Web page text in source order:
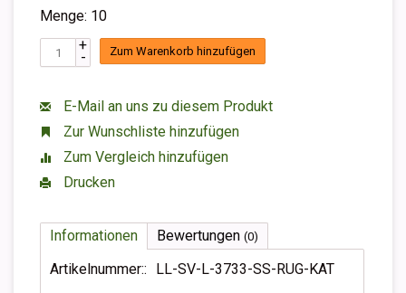
Menge: 10
+
- Zum Warenkorb hinzufügen
E-Mail an uns zu diesem Produkt
Zur Wunschliste hinzufügen
Zum Vergleich hinzufügen
Drucken
Informationen Bewertungen (0)
Artikelnummer:: LL-SV-L-3733-SS-RUG-KAT